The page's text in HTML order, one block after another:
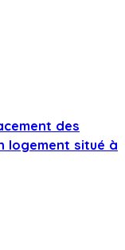
des
logement situé à